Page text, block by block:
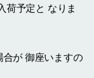
荷予定と なりま
が 御座いますの